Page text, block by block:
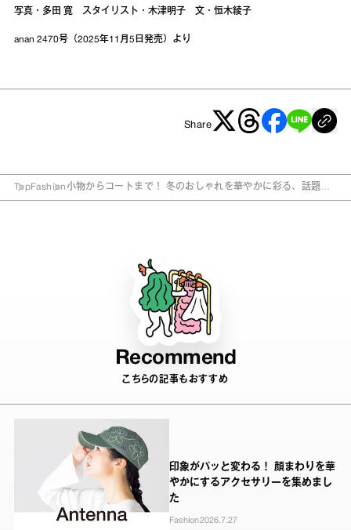
写真・多田 寛 スタイリスト・木津明子 文・恒木綾子
anan 2470号（2025年11月5日発売）より
Share
TopFashion小物からコートまで！ 冬のおしゃれを華やかに彩る、話題の
Recommend
こちらの記事もおすすめ
印象がパッと変わる！ 顔まわりを華
やかにするアクセサリーを集めまし
た
Fashion2026.7.27